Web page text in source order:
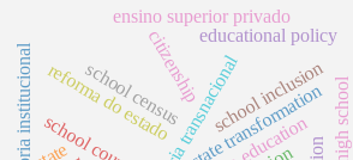
história transnacional
citizenship
ensino superior privado
reforma do estado
teoria institucional state transformation
educational policy
high school
school inclusion
school census